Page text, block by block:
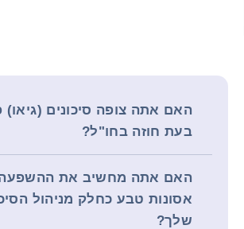
האם אתה צופה סיכונים (גיאו)
בעת חוזה בחו"ל?
האם אתה מחשיב את
אסונות טבע כחלק מניהול
שלך?